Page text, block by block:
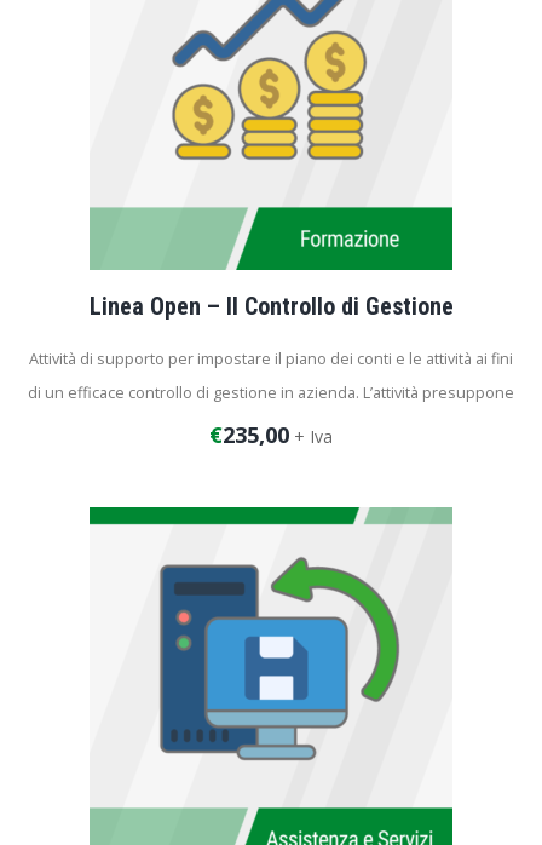
Linea Open – Il Controllo di Gestione
Attività di supporto per impostare il piano dei conti e le attività ai fini
di un efficace controllo di gestione in azienda. L’attività presuppone
che sia attivo il modulo dei Centri di Costo all’interno della
Durata del corso: 4 ore
€235,00 + Iva